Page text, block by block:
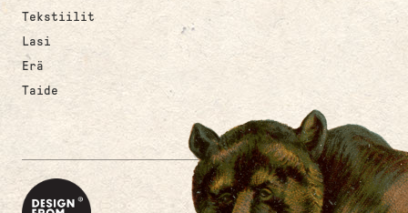
Tekstiilit
Lasi
Erä
Taide